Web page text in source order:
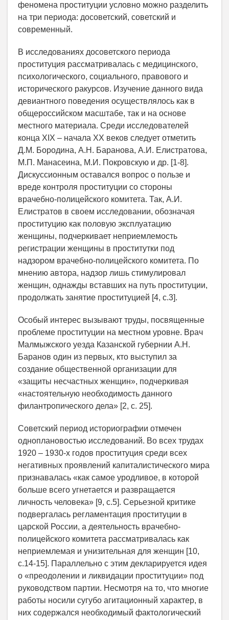
феномена проституции условно можно разделить
на три периода: досоветский, советский и
современный.
В исследованиях досоветского периода
проституция рассматривалась с медицинского,
психологического, социального, правового и
исторического ракурсов. Изучение данного вида
девиантного поведения осуществлялось как в
общероссийском масштабе, так и на основе
местного материала. Среди исследователей
конца XIX – начала XX веков следует отметить
Д.М. Бородина, А.Н. Баранова, А.И. Елистратова,
М.П. Манасеина, М.И. Покровскую и др. [1-8].
Дискуссионным оставался вопрос о пользе и
вреде контроля проституции со стороны
врачебно-полицейского комитета. Так, А.И.
Елистратов в своем исследовании, обозначая
проституцию как половую эксплуатацию
женщины, подчеркивает неприемлемость
регистрации женщины в проститутки под
надзором врачебно-полицейского комитета. По
мнению автора, надзор лишь стимулировал
женщин, однажды вставших на путь проституции,
продолжать занятие проституцией [4, с.3].
Особый интерес вызывают труды, посвященные
проблеме проституции на местном уровне. Врач
Малмыжского уезда Казанской губернии А.Н.
Баранов один из первых, кто выступил за
создание общественной организации для
«защиты несчастных женщин», подчеркивая
«настоятельную необходимость данного
филантропического дела» [2, с. 25].
Советский период историографии отмечен
одноплановостью исследований. Во всех трудах
1920 – 1930-х годов проституция среди всех
негативных проявлений капиталистического мира
признавалась «как самое уродливое, в которой
больше всего угнетается и развращается
личность человека» [9, с.5]. Серьезной критике
подвергалась регламентация проституции в
царской России, а деятельность врачебно-
полицейского комитета рассматривалась как
неприемлемая и унизительная для женщин [10,
с.14-15]. Параллельно с этим декларируется идея
о «преодолении и ликвидации проституции» под
руководством партии. Несмотря на то, что многие
работы носили сугубо агитационный характер, в
них содержался необходимый фактологический